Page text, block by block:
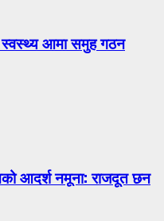
स्वस्थ्य आमा समुह गठन
आदर्श नमूना: राजदूत छन